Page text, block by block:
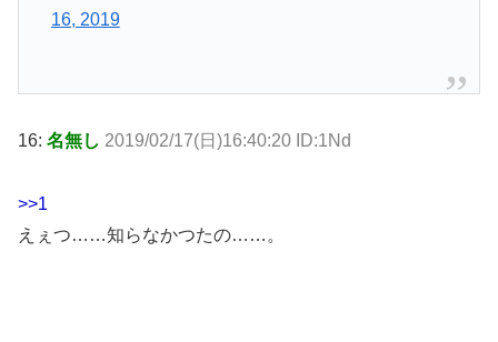
16, 2019
16: 名無し 2019/02/17(日)16:40:20 ID:1Nd
>>1
えぇつ……知らなかつたの……。